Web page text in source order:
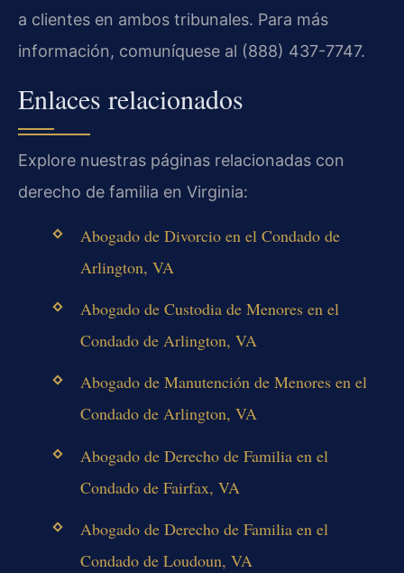
a clientes en ambos tribunales. Para más
información, comuníquese al (888) 437-7747.
Enlaces relacionados
Explore nuestras páginas relacionadas con
derecho de familia en Virginia:
Abogado de Divorcio en el Condado de
Arlington, VA
Abogado de Custodia de Menores en el
Condado de Arlington, VA
Abogado de Manutención de Menores en el
Condado de Arlington, VA
Abogado de Derecho de Familia en el
Condado de Fairfax, VA
Abogado de Derecho de Familia en el
Condado de Loudoun, VA